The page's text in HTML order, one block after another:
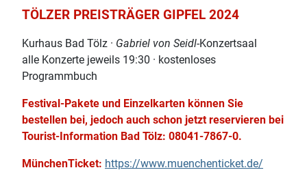
TÖLZER PREISTRÄGER GIPFEL 2024
Kurhaus Bad Tölz · Gabriel von Seidl-Konzertsaal
alle Konzerte jeweils 19:30 · kostenloses
Programmbuch
Festival-Pakete und Einzelkarten können Sie
bestellen bei, jedoch auch schon jetzt reservieren bei
Tourist-Information Bad Tölz: 08041-7867-0.
MünchenTicket: https://www.muenchenticket.de/